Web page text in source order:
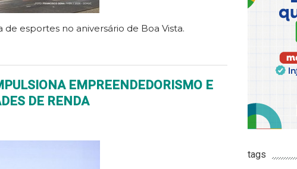
esportes no aniversário de Boa Vista.
EMPREENDEDORISMO E
DE RENDA
tags